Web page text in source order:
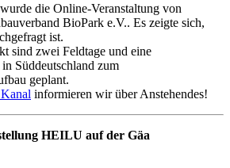
die Online-Veranstaltung von
BioPark e.V.. Es zeigte sich,
ist.
sind zwei Feldtage und eine
Süddeutschland zum
geplant.
informieren wir über Anstehendes!
HEILU auf der Gäa